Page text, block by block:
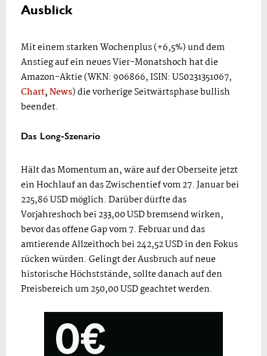
Ausblick
Mit einem starken Wochenplus (+6,5%) und dem
Anstieg auf ein neues Vier-Monatshoch hat die
Amazon-Aktie (WKN: 906866, ISIN: US0231351067,
Chart,News) die vorherige Seitwärtsphase bullish
beendet.
Das Long-Szenario
Hält das Momentum an, wäre auf der Oberseite jetzt
ein Hochlauf an das Zwischentief vom 27. Januar bei
225,86 USD möglich. Darüber dürfte das
Vorjahreshoch bei 233,00 USD bremsend wirken,
bevor das offene Gap vom 7. Februar und das
amtierende Allzeithoch bei 242,52 USD in den Fokus
rücken würden. Gelingt der Ausbruch auf neue
historische Höchststände, sollte danach auf den
Preisbereich um 250,00 USD geachtet werden.